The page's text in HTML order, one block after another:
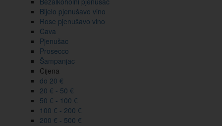
Bijelo pjenušavo vino
Rose pjenušavo vino
Cava
Pjenušac
Prosecco
Šampanjac
Cijena
do 20 €
20 € - 50 €
50 € - 100 €
100 € - 200 €
200 € - 500 €